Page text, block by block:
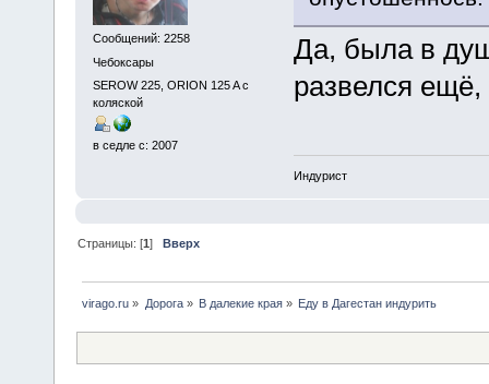
Сообщений: 2258
Чебоксары
SEROW 225, ORION 125 A с
коляской
в седле с: 2007
Да, была в
развелся
Индурист
Страницы: [1]Вверх
virago.ru » Дорога» В далекие края» Еду в Дагестан индурить